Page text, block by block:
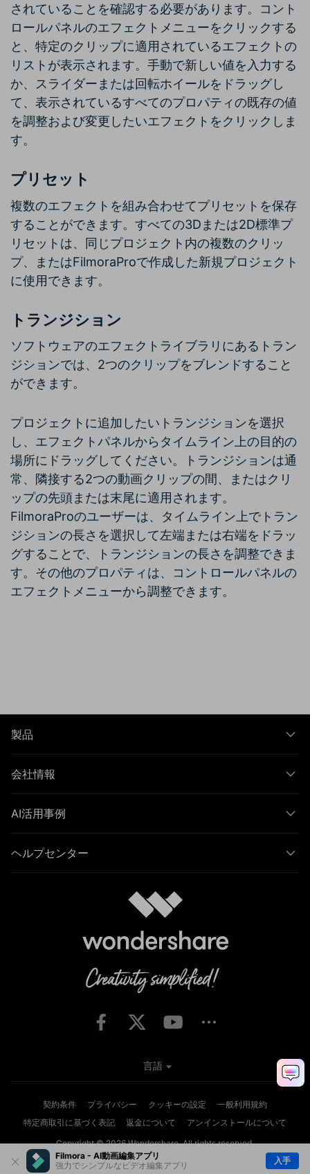
Filmora - AI動画編集アプリ
強力でシンプルなビデオ編集アプリ
入手
されていることを確認する必要があります。コント
ロールパネルのエフェクトメニューをクリックする
と、特定のクリップに適用されているエフェクトの
リストが表示されます。手動で新しい値を入力する
か、スライダーまたは回転ホイールをドラッグし
て、表示されているすべてのプロパティの既存の値
を調整および変更したいエフェクトをクリックしま
す。
プリセット
複数のエフェクトを組み合わせてプリセットを保存
することができます。すべての3Dまたは2D標準プ
リセットは、同じプロジェクト内の複数のクリッ
プ、またはFilmoraProで作成した新規プロジェクト
に使用できます。
トランジション
ソフトウェアのエフェクトライブラリにあるトラン
ジションでは、2つのクリップをブレンドすること
ができます。
プロジェクトに追加したいトランジションを選択
し、エフェクトパネルからタイムライン上の目的の
場所にドラッグしてください。トランジションは通
常、隣接する2つの動画クリップの間、またはクリ
ップの先頭または末尾に適用されます。
FilmoraProのユーザーは、タイムライン上でトラン
ジションの長さを選択して左端または右端をドラッ
グすることで、トランジションの長さを調整できま
す。その他のプロパティは、コントロールパネルの
エフェクトメニューから調整できます。
製品
会社情報
AI活用事例
ヘルプセンター
契約条件 プライバシー クッキーの設定
一般利用規約
特定商取引に基づく表記
返金について
アンインストールについて
Copyright © 2026Wondershare. All rights reserved.
言語